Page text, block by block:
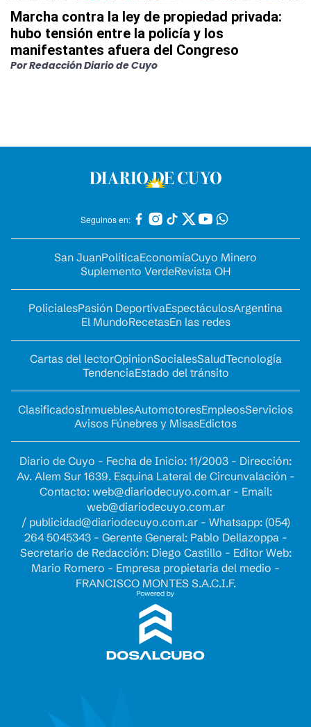
Marcha contra la ley de propiedad privada:
hubo tensión entre la policía y los
manifestantes afuera del Congreso
PorRedacción Diario de Cuyo
Seguinos en:
San JuanPolíticaEconomíaCuyo Minero
Suplemento VerdeRevista OH
PolicialesPasión DeportivaEspectáculosArgentina
El MundoRecetasEn las redes
Cartas del lectorOpinionSocialesSaludTecnología
TendenciaEstado del tránsito
ClasificadosInmueblesAutomotoresEmpleosServicios
Avisos Fúnebres y MisasEdictos
Diario de Cuyo - Fecha de Inicio: 11/2003 - Dirección:
Av. Alem Sur 1639. Esquina Lateral de Circunvalación -
Contacto: web@diariodecuyo.com.ar- Email:
web@diariodecuyo.com.ar
/ publicidad@diariodecuyo.com.ar- Whatsapp: (054)
264 5045343 - Gerente General: Pablo Dellazoppa -
Secretario de Redacción: Diego Castillo - Editor Web:
Mario Romero - Empresa propietaria del medio -
FRANCISCO MONTES S.A.C.I.F.